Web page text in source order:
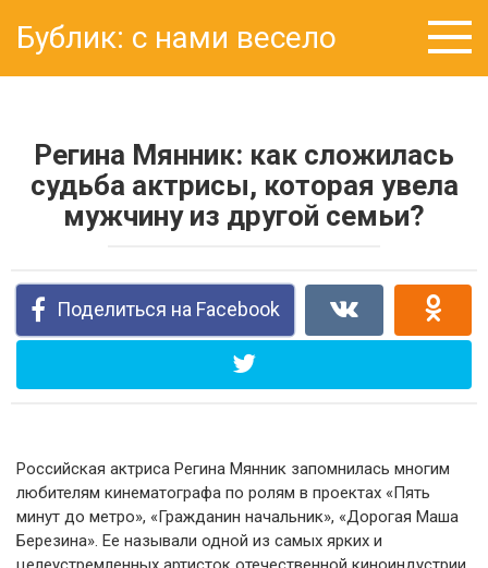
контенту
Бублик: с нами весело
Регина Мянник: как сложилась
судьба актрисы, которая увела
мужчину из другой семьи?
Поделиться на Facebook
Российская актриса Регина Мянник запомнилась многим
любителям кинематографа по ролям в проектах «Пять
минут до метро», «Гражданин начальник», «Дорогая Маша
Березина». Ее называли одной из самых ярких и